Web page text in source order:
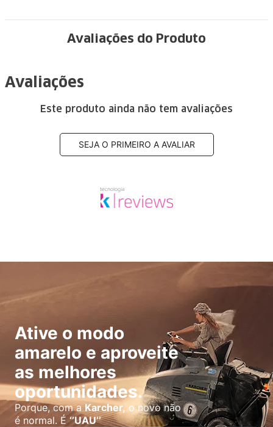
Avaliações do Produto
Avaliações
Este produto ainda não tem avaliações
SEJA O PRIMEIRO A AVALIAR
Ative o modo
amarelo e aproveite
as melhores
oportunidades.
Porque, com aKarcher, o novo não
é normal. É‘’UAU’’